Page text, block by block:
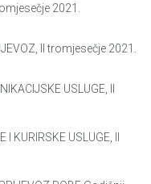
2021.
II tromjesečje 2021.
USLUGE, II
KURIRSKE USLUGE, II